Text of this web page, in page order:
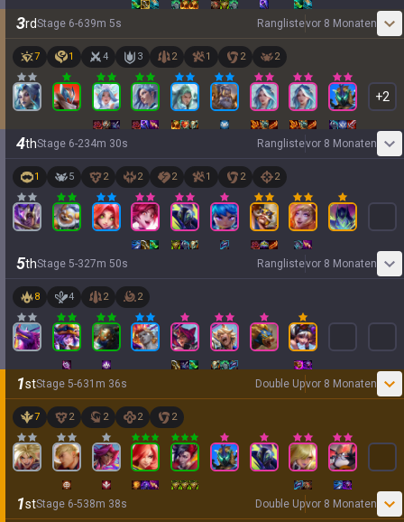
3rdStage 6-639m 5s Ranglistevor 8 Monaten
7 1 4 3 2 1 2 2
+2
4thStage 6-234m 30s Ranglistevor 8 Monaten
1 5 2 2 2 1 2 2
5thStage 5-327m 50s Ranglistevor 8 Monaten
8 4 2 2
1stStage 5-631 m 36s Double Upvor 8 Monaten
7 2 2 2 2
1stStage 6-538m 38s Double Upvor 8 Monaten